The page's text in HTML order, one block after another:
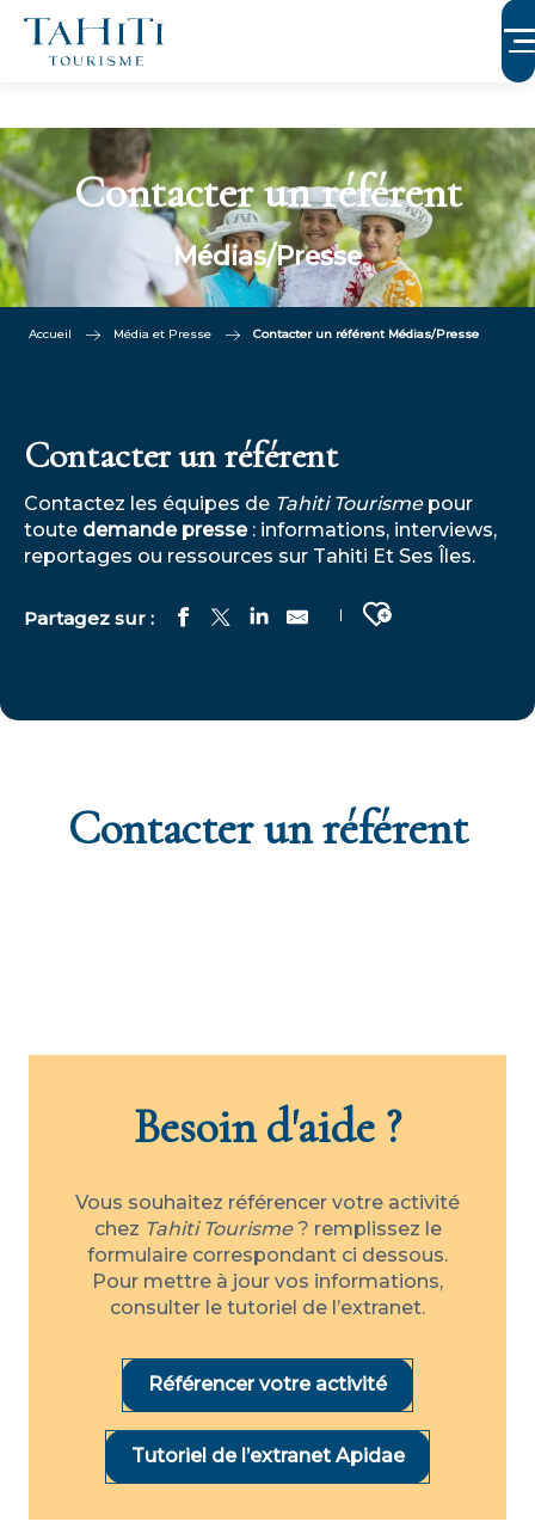
Aller
contenu
Contacter un référent
Médias/Presse
Accueil Média et Presse Contacter un référent Médias/Presse
Contacter un référent
Contactez les équipes de Tahiti Tourismepour
toute demande presse: informations, interviews,
reportages ou ressources sur Tahiti Et Ses Îles.
Ajouter aux
Contacter un référent
Besoin d'aide ?
Vous souhaitez référencer votre activité
chez Tahiti Tourisme? remplissez le
formulaire correspondant ci dessous.
Pour mettre à jour vos informations,
consulter le tutoriel de l’extranet.
Référencer votre activité
Tutoriel de l’extranet Apidae